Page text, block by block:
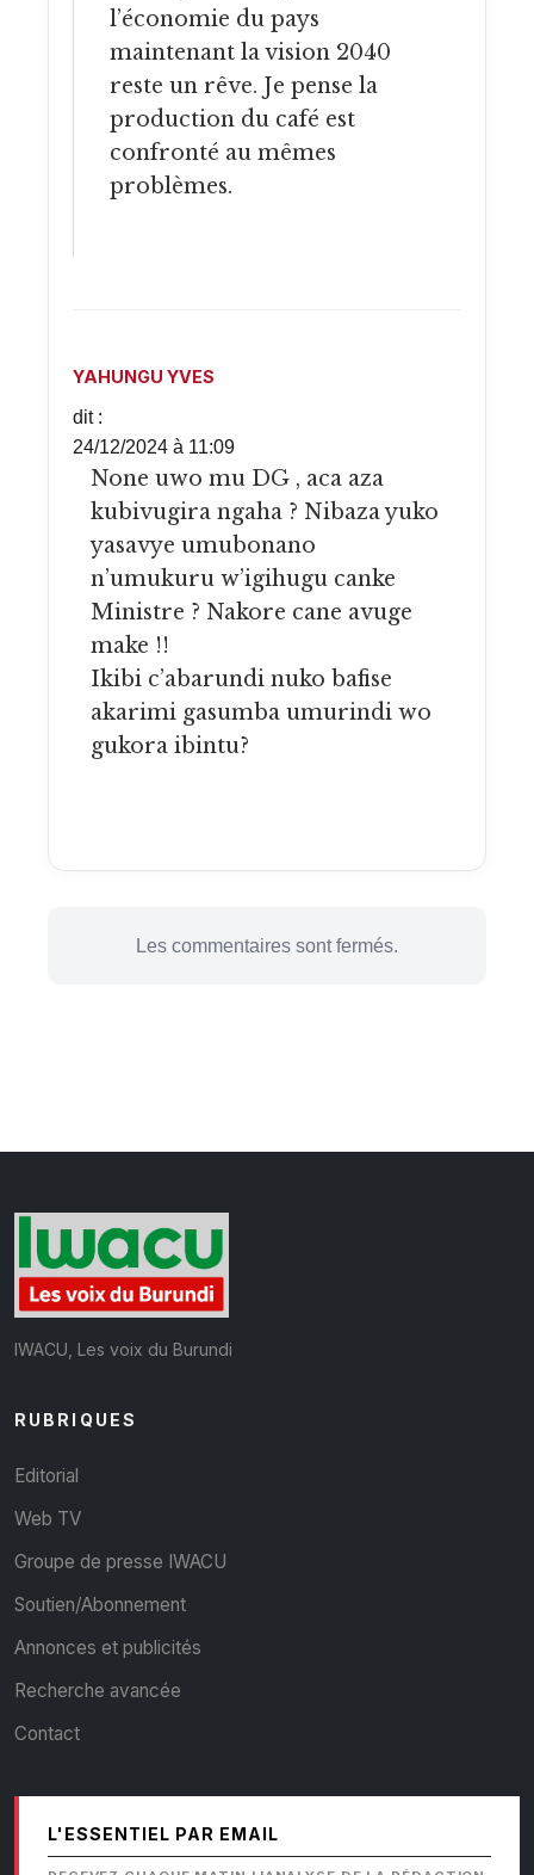
l’économie du pays
maintenant la vision 2040
reste un rêve. Je pense la
production du café est
confronté au mêmes
problèmes.
YAHUNGU YVES
dit :
24/12/2024 à 11:09
None uwo mu DG , aca aza
kubivugira ngaha ? Nibaza yuko
yasavye umubonano
n’umukuru w’igihugu canke
Ministre ? Nakore cane avuge
make !!
Ikibi c’abarundi nuko bafise
akarimi gasumba umurindi wo
gukora ibintu?
Les commentaires sont fermés.
IWACU, Les voix du Burundi
RUBRIQUES
Editorial
Web TV
Groupe de presse IWACU
Soutien/Abonnement
Annonces et publicités
Recherche avancée
Contact
L'ESSENTIEL PAR EMAIL